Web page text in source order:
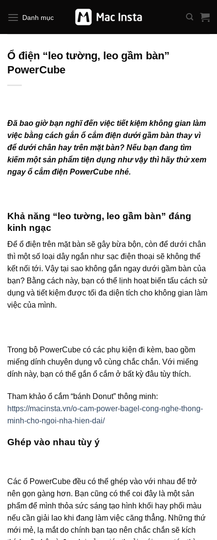
qua
Danh mục
Ổ điện “leo tường, leo gầm bàn”
PowerCube
Đã bao giờ bạn nghĩ đến việc tiết kiệm không gian làm
việc bằng cách gắn ổ cắm điện dưới gầm bàn thay vì
để dưới chân hay trên mặt bàn? Nếu bạn đang tìm
kiếm một sản phẩm tiện dụng như vậy thì hãy thử xem
ngay ổ cắm điện PowerCube nhé.
Khả năng “leo tường, leo gầm bàn” đáng
kinh ngạc
Để ổ điện trên mặt bàn sẽ gây bừa bộn, còn để dưới chân
thì một số loại dây ngắn như sạc điện thoại sẽ không thể
kết nối tới. Vậy tại sao không gắn ngay dưới gầm bàn của
bạn? Bằng cách này, bạn có thể lịnh hoạt biến tấu cách sử
dụng và tiết kiệm được tối đa diện tích cho không gian làm
việc của mình.
Trong bộ PowerCube có các phụ kiện đi kèm, bao gồm
miếng dính chuyên dụng vô cùng chắc chắn. Với miếng
dính này, bạn có thể gắn ổ cắm ở bất kỳ đâu tùy thích.
Tham khảo ổ cắm “bánh Donut” thông minh:
https://macinsta.vn/o-cam-power-bagel-cong-nghe-thong-
minh-cho-ngoi-nha-hien-dai/
Ghép vào nhau tùy ý
Các ổ PowerCube đều có thể ghép vào với nhau để trở
nên gọn gàng hơn. Bạn cũng có thể coi đây là một sản
phẩm để mình thỏa sức sáng tạo hình khối hay phối màu
nếu cần giải lao khi đang làm việc căng thẳng. Những thứ
mới mẻ, lạ mắt do chính bạn tạo nên chắc chắn sẽ kích